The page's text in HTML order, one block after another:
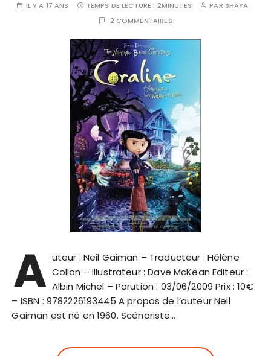
IL Y A 17 ANS TEMPS DE LECTURE : 2MINUTES PAR SHAYA
2 COMMENTAIRES
A uteur : Neil Gaiman – Traducteur : Hélène
Collon – Illustrateur : Dave McKean Editeur :
Albin Michel – Parution : 03/06/2009 Prix : 10€
– ISBN : 9782226193445 A propos de l’auteur Neil
Gaiman est né en 1960. Scénariste…